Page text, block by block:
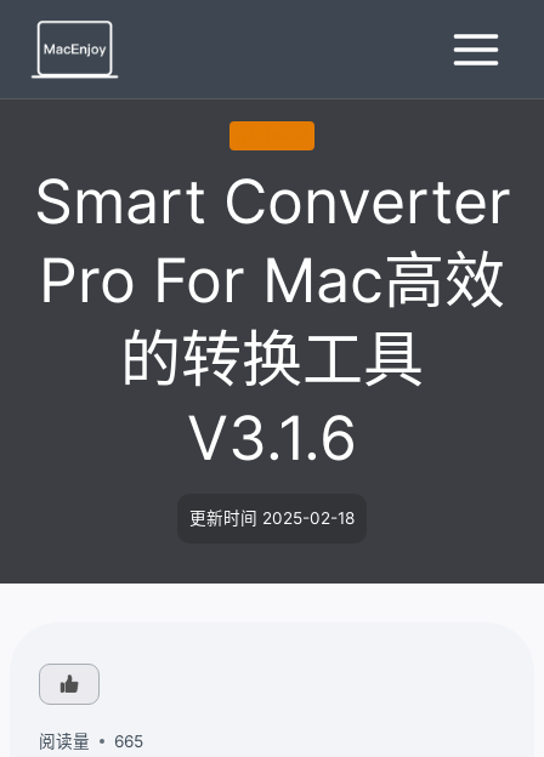
Smart Converter
Pro For Mac高效
的转换工具
V3.1.6
更新时间 2025-02-18
阅读量 665